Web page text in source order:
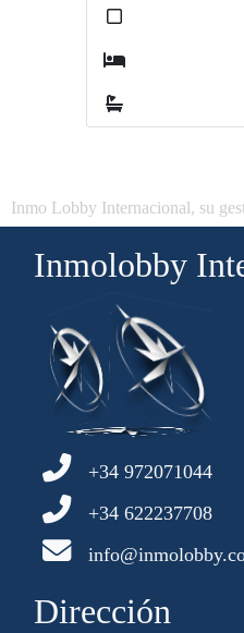
Inmo Lobby Internacional, su
Inmolobby
+34 972071044
+34 622237708
Dirección